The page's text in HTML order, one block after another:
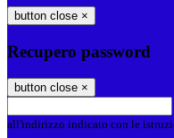
button close ×
Recupero password
button close ×
all'indirizzo indicato con le